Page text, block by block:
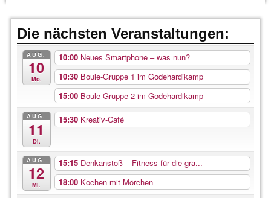
Die nächsten Veranstaltungen:
AUG.
10
Mo.
10:00 Neues Smartphone – was nun?
10:30 Boule-Gruppe 1 im Godehardikamp
15:00 Boule-Gruppe 2 im Godehardikamp
AUG.
11
Di.
15:30 Kreativ-Café
AUG.
12
Mi.
15:15 Denkanstoß – Fitness für die gra...
18:00 Kochen mit Mörchen